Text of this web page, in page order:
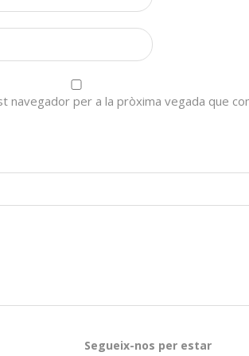
navegador per a la pròxima vegada que
Segueix-nos per estar